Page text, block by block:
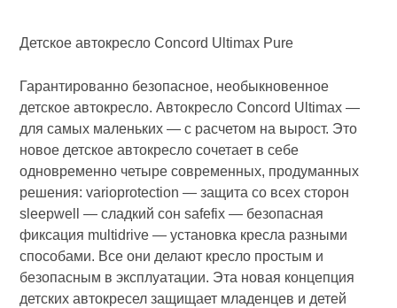
Детское автокресло Concord Ultimax Pure
Гарантированно безопасное, необыкновенное
детское автокресло. Автокресло Concord Ultimax —
для самых маленьких — с расчетом на вырост. Это
новое детское автокресло сочетает в себе
одновременно четыре современных, продуманных
решения: varioprotection — защита со всех сторон
sleepwell — сладкий сон safefix — безопасная
фиксация multidrive — установка кресла разными
способами. Все они делают кресло простым и
безопасным в эксплуатации. Эта новая концепция
детских автокресел защищает младенцев и детей